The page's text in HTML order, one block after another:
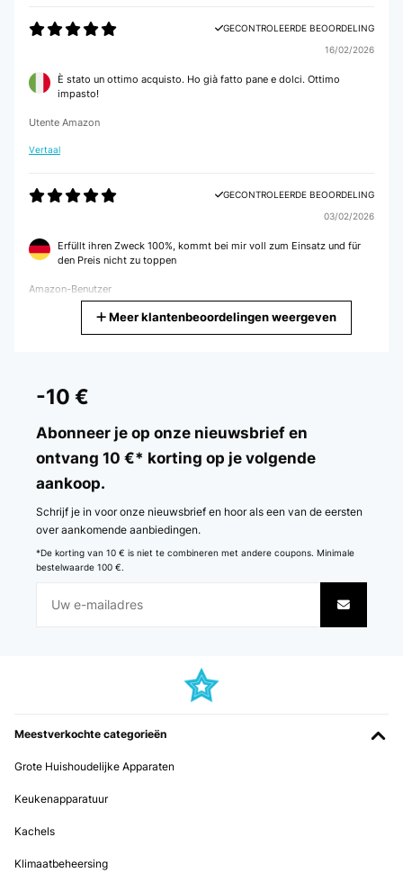
GECONTROLEERDE BEOORDELING
16/02/2026
È stato un ottimo acquisto. Ho già fatto pane e dolci. Ottimo
impasto!
Utente Amazon
Vertaal
GECONTROLEERDE BEOORDELING
03/02/2026
Erfüllt ihren Zweck 100%, kommt bei mir voll zum Einsatz und für
den Preis nicht zu toppen
Amazon-Benutzer
gegeben.Vereinfacht das Brot zu backen,leichter zu mischen, kneten
ec.GrüsseA. Misner
Amazon-Benutzer
Woche kneten, rühren aufschlagen immer top Ergebnisse. Zwar
Passt und erfüllt seinen Zweck
Vertaal
Meer klantenbeoordelingen weergeven
-10 €
Abonneer je op onze nieuwsbrief en
ontvang 10 €* korting op je volgende
aankoop.
Schrijf je in voor onze nieuwsbrief en hoor als een van de eersten
over aankomende aanbiedingen.
*De korting van 10 € is niet te combineren met andere coupons. Minimale
bestelwaarde 100 €.
Meestverkochte categorieën
Grote Huishoudelijke Apparaten
Keukenapparatuur
Kachels
Klimaatbeheersing